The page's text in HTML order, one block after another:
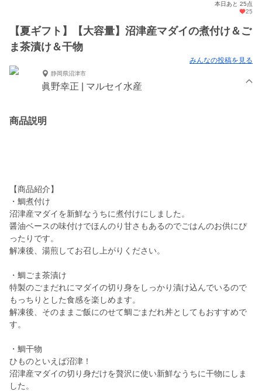
本日あと 25点
25
【夏ギフト】【大容量】沼津産マダイの煮付け＆ご
ま茶漬け＆干物
みんなの投稿を見る
静岡県沼津市
眞野幸正 | マルセイ水産
商品説明
【商品紹介】
・鯛煮付け
沼津産マダイを新鮮なうちに煮付けにしました。
醤油ベースの味付けでほんのり甘さもあるのでごはんのお供にぴ
ったりです。
解凍後、湯煎してお召し上がりください。
・鯛ごま茶漬け
特製のごまだれにマダイの切り身をしっかり漬け込んでいるので
もっちりとした食感を楽しめます。
解凍後、そのままご飯にのせて鯛ごまだれ丼としてもおすすめで
す。
・鯛干物
ひものといえば沼津！
沼津産マダイの切り身だけを贅沢に使い新鮮なうちに干物にしま
した。